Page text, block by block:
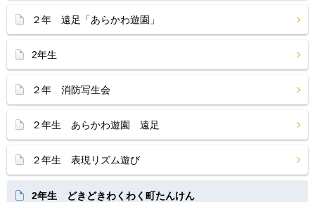
２年 遠足「あらかわ遊園」
2年生
２年 消防写生会
２年生 あらかわ遊園 遠足
２年生 表現リズム遊び
2年生 どきどきわくわく町たんけん